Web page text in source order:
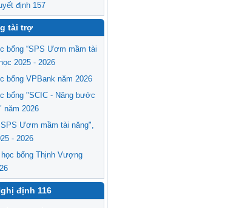
định 157
tài trợ
bổng “SPS Ươm mầm tài
2025 - 2026
bổng VPBank năm 2026
bổng "SCIC - Nâng bước
năm 2026
Ươm mầm tài năng",
- 2026
bổng Thịnh Vượng
định 116